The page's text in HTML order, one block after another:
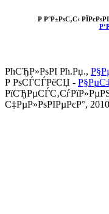
Р Р°Р±РѕС‚С‹
РћСЂР»РѕРІ Рћ.Рџ.,
Р РѕСЃСЃРёСЏ -
С‡РµР»РѕРІРµРєР°,